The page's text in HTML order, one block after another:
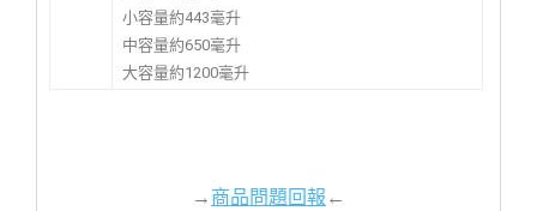
小容量約443毫升
中容量約650毫升
大容量約1200毫升
→商品問題回報←